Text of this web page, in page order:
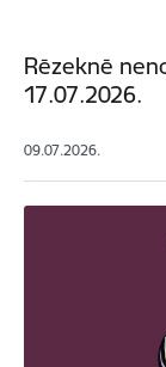
Rēzeknē
17.07.2026.
09.07.2026.